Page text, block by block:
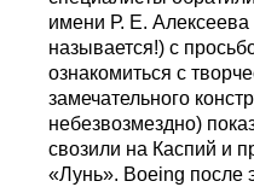
имени Р. Е. Алексеева
называется!) с
ознакомиться с
замечательного
небезвозмездно)
свозили на Каспий и
«Лунь». Boeing после